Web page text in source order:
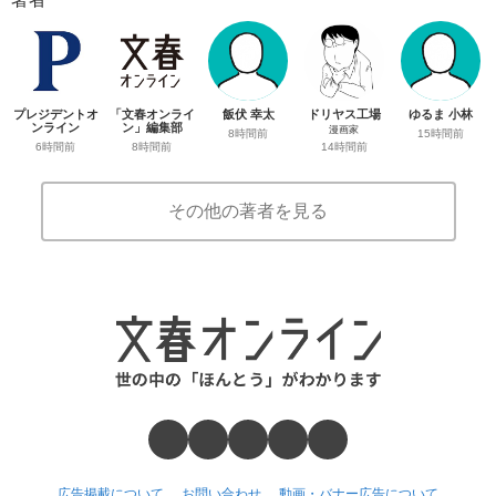
プレジデントオ
ンライン
6時間前
「文春オンライ
ン」編集部
8時間前
飯伏 幸太
8時間前
ドリヤス工場
漫画家
14時間前
ゆるま 小林
15時間前
その他の著者を見る